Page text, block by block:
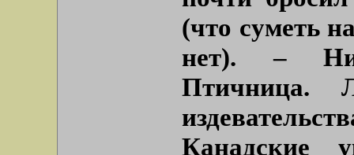
(что суметь
нет). –
Птичница.
Канадские